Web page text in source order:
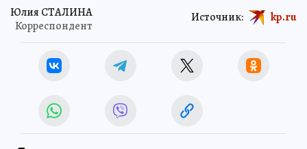
Юлия СТАЛИНА
Корреспондент
Источник: kp.ru